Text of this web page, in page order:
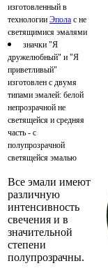
изготовленный в
технологии Эпола с не
светящимися эмалями
значки "Я
дружелюбный" и "Я
приветливый"
изготовлен с двумя
типами эмалей: белой
непрозрачной не
светящейся и средняя
часть - с
полупрозрачной
светящейся эмалью
Все эмали имеют
различную
интенсивность
свечения и в
значительной
степени
полупрозрачны.